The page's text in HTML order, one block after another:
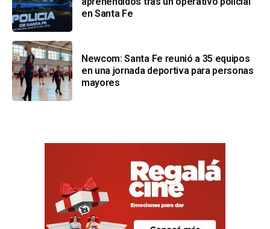
en Santa Fe
Newcom: Santa Fe reunió a 35 equipos
en una jornada deportiva para personas
mayores